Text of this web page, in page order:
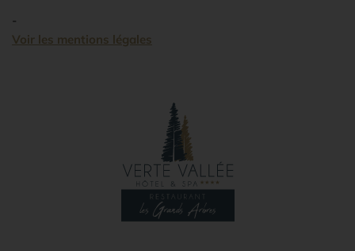
-
Voir les mentions légales